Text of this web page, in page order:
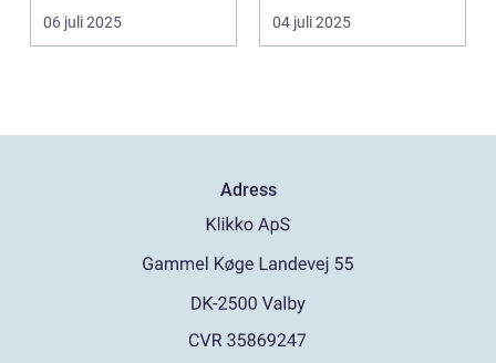
olika kon...
06 juli 2025 04 juli 2025
Adress